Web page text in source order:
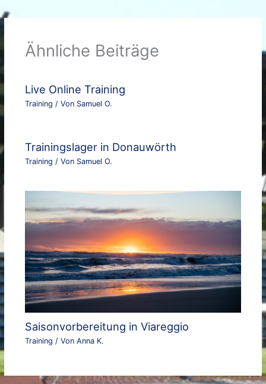
Ähnliche Beiträge
Live Online Training
Training / Von Samuel O.
Trainingslager in Donauwörth
Training / Von Samuel O.
Saisonvorbereitung in Viareggio
Training / Von Anna K.